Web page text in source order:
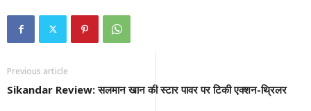
Previous article
Sikandar Review: सलमान खान की स्टार पावर पर टिकी एक्शन-थ्रिलर